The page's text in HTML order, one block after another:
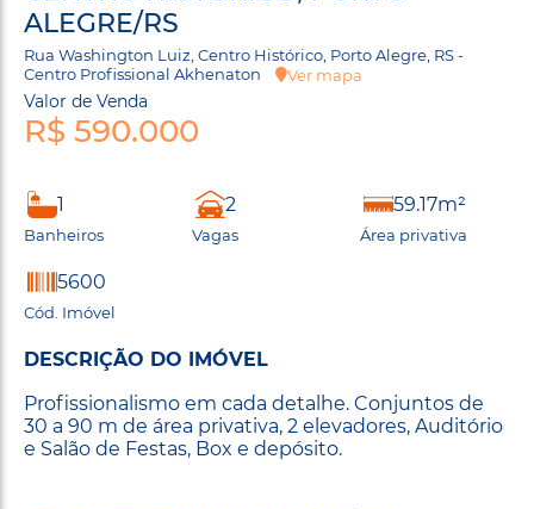
ALEGRE/RS
Rua Washington Luiz, Centro Histórico, Porto Alegre, RS -
Centro Profissional Akhenaton
Ver mapa
Valor de Venda
R$ 590.000
1
Banheiros
2
Vagas
59.17m²
Área privativa
5600
Cód. Imóvel
DESCRIÇÃO DO IMÓVEL
Profissionalismo em cada detalhe. Conjuntos de
30 a 90 m de área privativa, 2 elevadores, Auditório
e Salão de Festas, Box e depósito.